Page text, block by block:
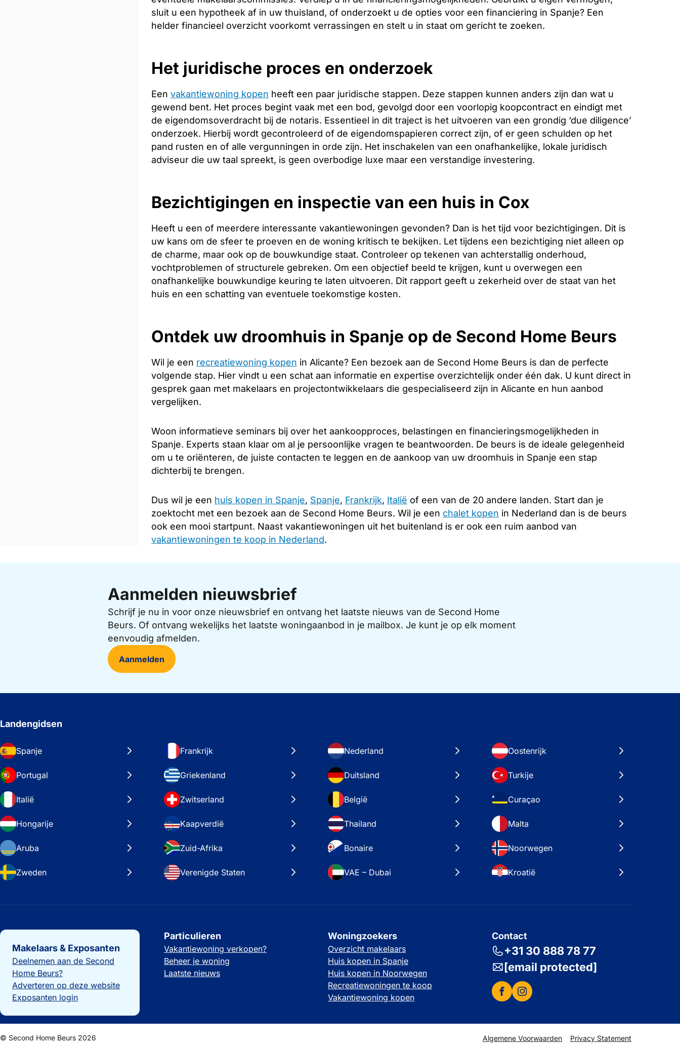
sluit u een hypotheek af in uw thuisland, of onderzoekt u de opties voor een financiering in Spanje? Een
helder financieel overzicht voorkomt verrassingen en stelt u in staat om gericht te zoeken.
Het juridische proces en onderzoek
Een vakantiewoning kopen heeft een paar juridische stappen. Deze stappen kunnen anders zijn dan wat u
gewend bent. Het proces begint vaak met een bod, gevolgd door een voorlopig koopcontract en eindigt met
de eigendomsoverdracht bij de notaris. Essentieel in dit traject is het uitvoeren van een grondig ‘due diligence’
onderzoek. Hierbij wordt gecontroleerd of de eigendomspapieren correct zijn, of er geen schulden op het
pand rusten en of alle vergunningen in orde zijn. Het inschakelen van een onafhankelijke, lokale juridisch
adviseur die uw taal spreekt, is geen overbodige luxe maar een verstandige investering.
Bezichtigingen en inspectie van een huis in Cox
Heeft u een of meerdere interessante vakantiewoningen gevonden? Dan is het tijd voor bezichtigingen. Dit is
uw kans om de sfeer te proeven en de woning kritisch te bekijken. Let tijdens een bezichtiging niet alleen op
de charme, maar ook op de bouwkundige staat. Controleer op tekenen van achterstallig onderhoud,
vochtproblemen of structurele gebreken. Om een objectief beeld te krijgen, kunt u overwegen een
onafhankelijke bouwkundige keuring te laten uitvoeren. Dit rapport geeft u zekerheid over de staat van het
huis en een schatting van eventuele toekomstige kosten.
Ontdek uw droomhuis in Spanje op de Second Home Beurs
Wil je een recreatiewoning kopen in Alicante? Een bezoek aan de Second Home Beurs is dan de perfecte
volgende stap. Hier vindt u een schat aan informatie en expertise overzichtelijk onder één dak. U kunt direct in
gesprek gaan met makelaars en projectontwikkelaars die gespecialiseerd zijn in Alicante en hun aanbod
vergelijken.
Woon informatieve seminars bij over het aankoopproces, belastingen en financieringsmogelijkheden in
Spanje. Experts staan klaar om al je persoonlijke vragen te beantwoorden. De beurs is de ideale gelegenheid
om u te oriënteren, de juiste contacten te leggen en de aankoop van uw droomhuis in Spanje een stap
dichterbij te brengen.
Dus wil je een huis kopen in Spanje, Spanje, Frankrijk, Italië of een van de 20 andere landen. Start dan je
zoektocht met een bezoek aan de Second Home Beurs. Wil je een chalet kopen in Nederland dan is de beurs
ook een mooi startpunt. Naast vakantiewoningen uit het buitenland is er ook een ruim aanbod van
vakantiewoningen te koop in Nederland.
Aanmelden nieuwsbrief
Schrijf je nu in voor onze nieuwsbrief en ontvang het laatste nieuws van de Second Home
Beurs. Of ontvang wekelijks het laatste woningaanbod in je mailbox. Je kunt je op elk moment
eenvoudig afmelden.
Aanmelden
Landengidsen
Spanje Frankrijk Nederland Oostenrijk
Portugal Griekenland Duitsland Turkije
Italië Zwitserland België Curaçao
Hongarije Kaapverdië Thailand Malta
Aruba Zuid-Afrika Bonaire Noorwegen
Zweden Verenigde Staten VAE – Dubai Kroatië
Belangrijke links
Makelaars & Exposanten
Deelnemen aan de Second
Home Beurs?
Adverteren op deze website
Exposanten login
Particulieren
Vakantiewoning verkopen?
Beheer je woning
Laatste nieuws
Woningzoekers
Overzicht makelaars
Huis kopen in Spanje
Huis kopen in Noorwegen
Recreatiewoningen te koop
Vakantiewoning kopen
Contact
+31 30 888 78 77
[email protected]
© Second Home Beurs 2026 Algemene Voorwaarden Privacy Statement